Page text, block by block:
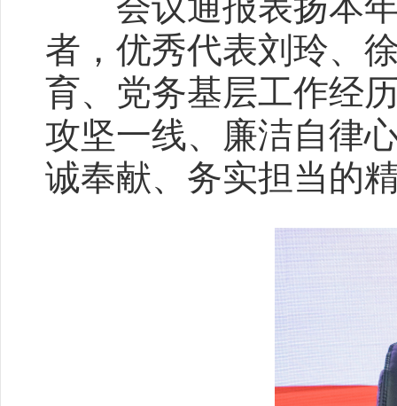
者，优秀代表刘玲、
育、党务基层工作经
攻坚一线、廉洁自律
诚奉献、务实担当的